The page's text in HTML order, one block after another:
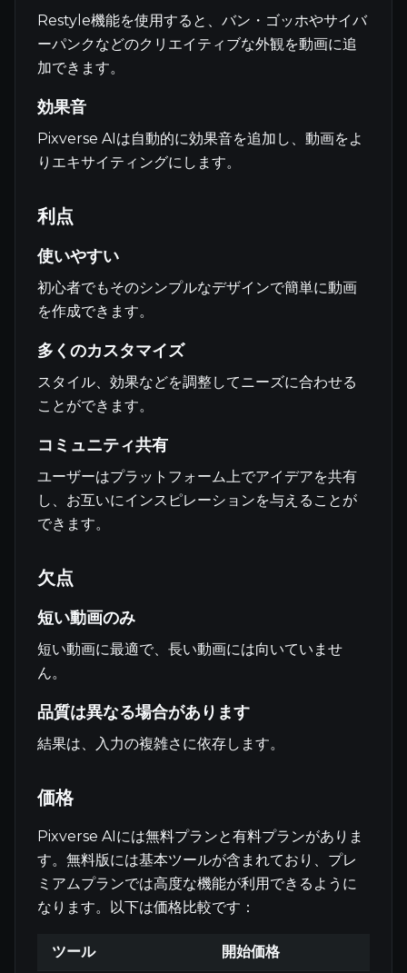
Restyle機能を使用すると、バン・ゴッホやサイバ
ーパンクなどのクリエイティブな外観を動画に追
加できます。
効果音
Pixverse AIは自動的に効果音を追加し、動画をよ
りエキサイティングにします。
利点
使いやすい
初心者でもそのシンプルなデザインで簡単に動画
を作成できます。
多くのカスタマイズ
スタイル、効果などを調整してニーズに合わせる
ことができます。
コミュニティ共有
ユーザーはプラットフォーム上でアイデアを共有
し、お互いにインスピレーションを与えることが
できます。
欠点
短い動画のみ
短い動画に最適で、長い動画には向いていませ
ん。
品質は異なる場合があります
結果は、入力の複雑さに依存します。
価格
Pixverse AIには無料プランと有料プランがありま
す。無料版には基本ツールが含まれており、プレ
ミアムプランでは高度な機能が利用できるように
なります。以下は価格比較です：
ツール 開始価格